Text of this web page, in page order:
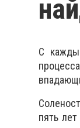
С
пять